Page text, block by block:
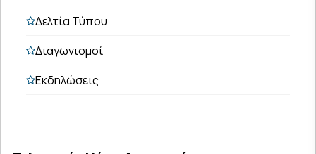
Δελτία Τύπου
Διαγωνισμοί
Εκδηλώσεις